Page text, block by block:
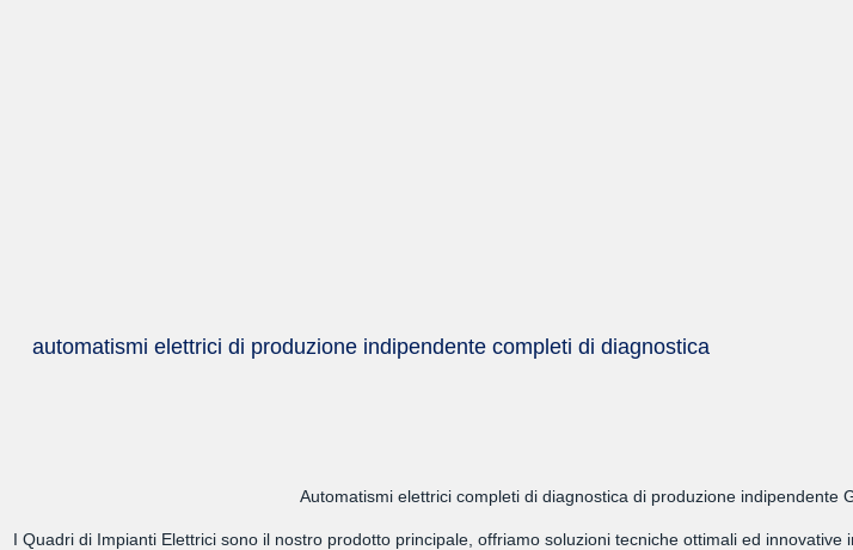
automatismi elettrici di produzione indipendente completi di diagnostica
Automatismi elettrici completi di diagnostica di produzione indipendente
I Quadri di Impianti Elettrici sono il nostro prodotto principale, offriamo soluzioni tecniche ottimali ed